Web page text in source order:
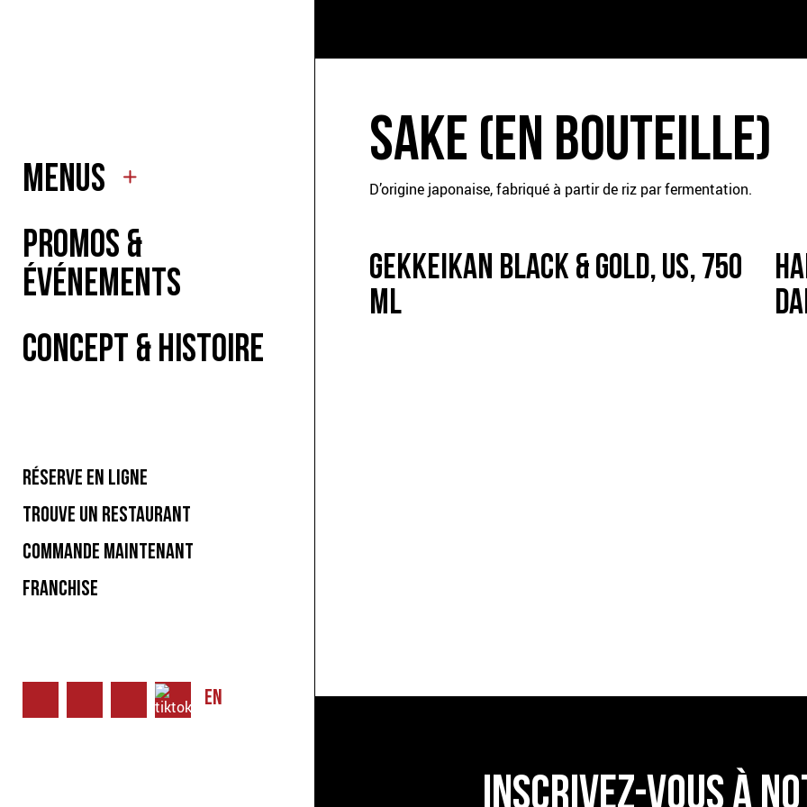
MENUS
À BOIRE – PDF
POUR ENFANTS – PDF
MENU D’ÉTÉ – PDF
PROMOS &
ÉVÉNEMENTS
CONCEPT & HISTOIRE
RÉSERVE EN LIGNE
TROUVE UN RESTAURANT
COMMANDE MAINTENANT
FRANCHISE
EN
SAKE (EN BOUTEILLE)
D’origine japonaise, fabriqué à partir de riz par fermentation.
GEKKEIKAN BLACK & GOLD, US, 750
ML